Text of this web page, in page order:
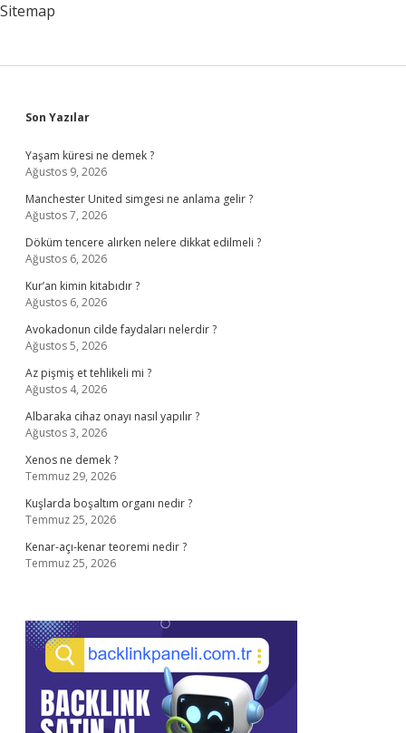
Sitemap
Sidebar
Son Yazılar
Yaşam küresi ne demek ?
Ağustos 9, 2026
Manchester United simgesi ne anlama gelir ?
Ağustos 7, 2026
Döküm tencere alırken nelere dikkat edilmeli ?
Ağustos 6, 2026
Kur’an kimin kitabıdır ?
Ağustos 6, 2026
Avokadonun cilde faydaları nelerdir ?
Ağustos 5, 2026
Az pişmiş et tehlikeli mi ?
Ağustos 4, 2026
Albaraka cihaz onayı nasıl yapılır ?
Ağustos 3, 2026
Xenos ne demek ?
Temmuz 29, 2026
Kuşlarda boşaltım organı nedir ?
Temmuz 25, 2026
Kenar-açı-kenar teoremi nedir ?
Temmuz 25, 2026